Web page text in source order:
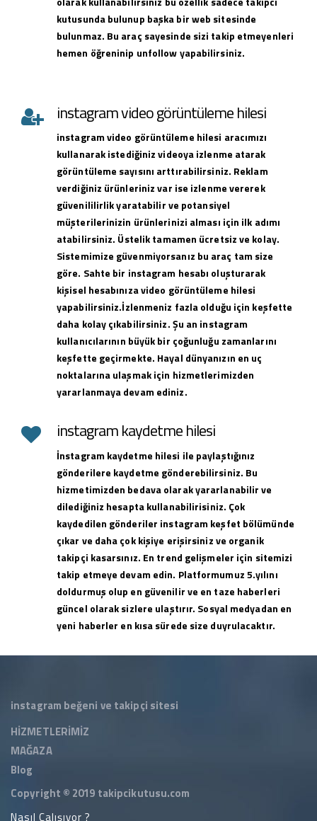
kutusunda bulunup başka bir web sitesinde
bulunmaz. Bu araç sayesinde sizi takip etmeyenleri
hemen öğreninip unfollow yapabilirsiniz.
instagram video görüntüleme hilesi
instagramvideo görüntüleme hilesi aracımızı
kullanarak istediğiniz videoya izlenme atarak
görüntüleme sayısını arttırabilirsiniz. Reklam
verdiğiniz ürünleriniz var ise izlenme vererek
güvenililirlik yaratabilir ve potansiyel
müşterilerinizin ürünlerinizi alması için ilk adımı
atabilirsiniz. Üstelik tamamen ücretsiz ve kolay.
Sistemimize güvenmiyorsanız bu araç tam size
göre. Sahte bir instagram hesabı oluşturarak
kişisel hesabınıza video görüntüleme hilesi
yapabilirsiniz.İzlenmeniz fazla olduğu için keşfette
daha kolay çıkabilirsiniz. Şu an instagram
kullanıcılarının büyük bir çoğunluğu zamanlarını
keşfette geçirmekte. Hayal dünyanızın en uç
noktalarına ulaşmak için hizmetlerimizden
yararlanmaya devam ediniz.
instagram kaydetme hilesi
İnstagram kaydetme hilesi ile paylaştığınız
gönderilere kaydetme gönderebilirsiniz. Bu
hizmetimizden bedava olarak yararlanabilir ve
dilediğiniz hesapta kullanabilirisiniz. Çok
kaydedilen gönderiler instagram keşfet bölümünde
çıkar ve daha çok kişiye erişirsiniz ve organik
takipçi kasarsınız. En trend gelişmeler için sitemizi
takip etmeye devam edin. Platformumuz 5.yılını
doldurmuş olup en güvenilir ve en taze haberleri
güncel olarak sizlere ulaştırır. Sosyal medyadan en
yeni haberler en kısa sürede size duyrulacaktır.
instagram beğeni ve takipçi sitesi
HİZMETLERİMİZ
MAĞAZA
Blog
Copyright © 2019 takipcikutusu.com
Nasıl Çalışıyor ?